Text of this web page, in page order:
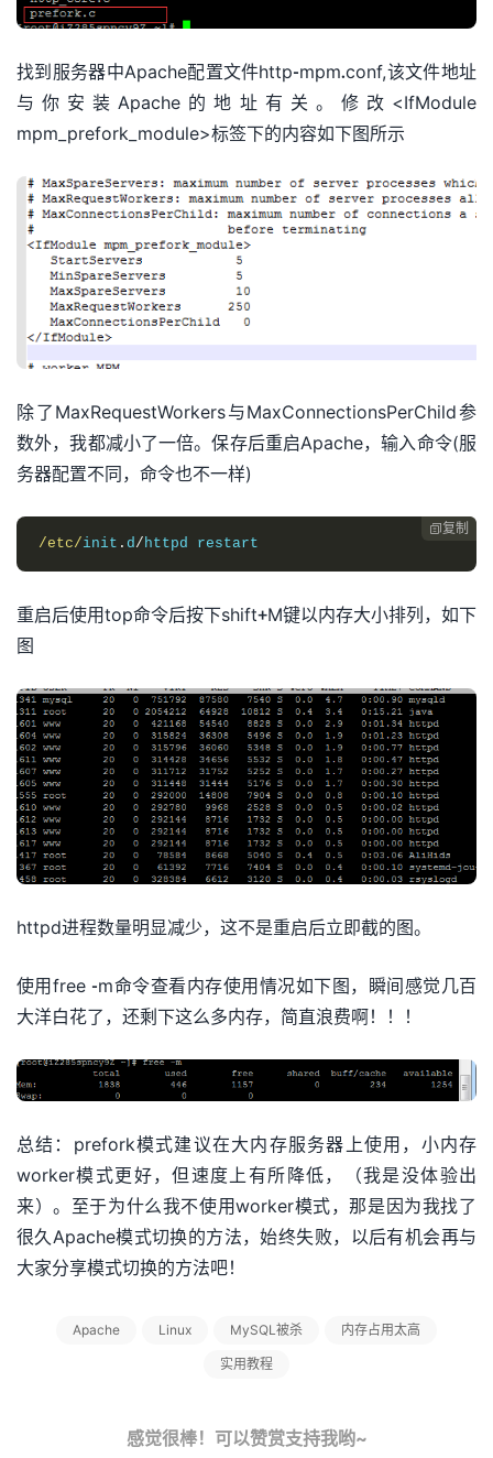
找到服务器中Apache配置文件http-mpm.conf,该文件地址
与你安装Apache的地址有关。修改<IfModule
mpm_prefork_module>标签下的内容如下图所示
除了MaxRequestWorkers与MaxConnectionsPerChild参
数外，我都减小了一倍。保存后重启Apache，输入命令(服
务器配置不同，命令也不一样)
复制
/etc/init . d / httpd restart
重启后使用top命令后按下shift+M键以内存大小排列，如下
图
httpd进程数量明显减少，这不是重启后立即截的图。
使用free -m命令查看内存使用情况如下图，瞬间感觉几百
大洋白花了，还剩下这么多内存，简直浪费啊！！！
总结：prefork模式建议在大内存服务器上使用，小内存
worker模式更好，但速度上有所降低，（我是没体验出
来）。至于为什么我不使用worker模式，那是因为我找了
很久Apache模式切换的方法，始终失败，以后有机会再与
大家分享模式切换的方法吧！
Apache Linux MySQL被杀 内存占用太高
实用教程
感觉很棒！可以赞赏支持我哟~